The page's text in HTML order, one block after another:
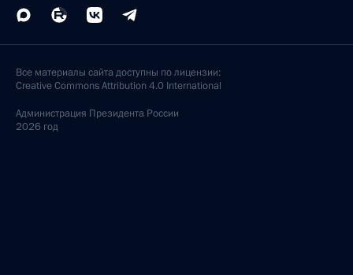
Все материалы сайта доступны по лицензии:
Creative Commons Attribution 4.0 International
Администрация Президента России
2026 год